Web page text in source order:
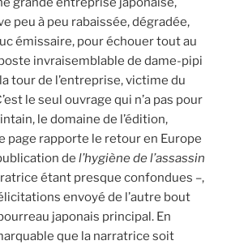
peu à peu rabaissée, dégradée,
émissaire, pour échouer tout au
poste invraisemblable de dame-pipi
tour de l’entreprise, victime du
le seul ouvrage qui n’a pas pour
le domaine de l’édition,
page rapporte le retour en Europe
de l’hygiène de l’assassin
étant presque confondues –,
envoyé de l’autre bout
japonais principal. En
que la narratrice soit